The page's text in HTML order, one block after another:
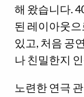
해 왔습니다.
된 레이아웃
있고, 처음 공
나 친밀한지
노련한 연극